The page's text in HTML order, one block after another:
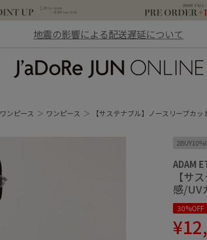
地震の影響による配送遅延について
ワンピース ワンピース 【サステナブル】ノースリーブカ
ADAM
【サ
感/UV
30%OFF